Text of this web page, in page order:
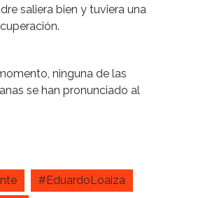
saliera bien y tuviera una
ninguna de las
se han pronunciado al
#EduardoLoaiza